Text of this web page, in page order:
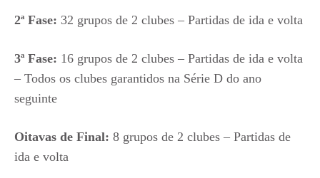
2ª Fase: 32 grupos de 2 clubes – Partidas de ida e volta
3ª Fase: 16 grupos de 2 clubes – Partidas de ida e volta
– Todos os clubes garantidos na Série D do ano
seguinte
Oitavas de Final: 8 grupos de 2 clubes – Partidas de
ida e volta